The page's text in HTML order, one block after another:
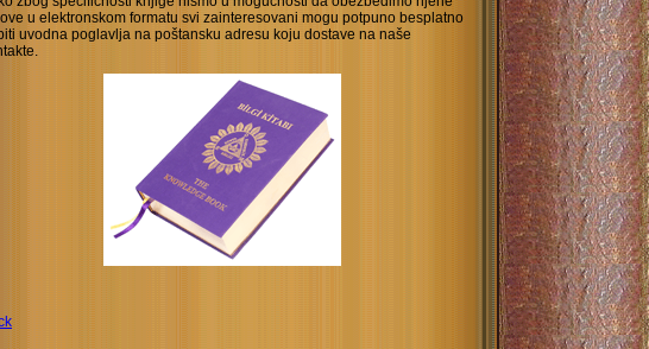
u elektronskom formatu svi zainteresovani mogu potpuno besplatno
uvodna poglavlja na poštansku adresu koju dostave na naše